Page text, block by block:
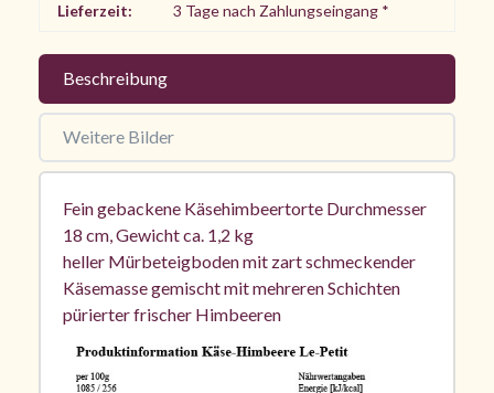
Lieferzeit: 3 Tage nach Zahlungseingang *
Beschreibung
Weitere Bilder
Fein gebackene Käsehimbeertorte Durchmesser
18 cm, Gewicht ca. 1,2 kg
heller Mürbeteigboden mit zart schmeckender
Käsemasse gemischt mit mehreren Schichten
pürierter frischer Himbeeren